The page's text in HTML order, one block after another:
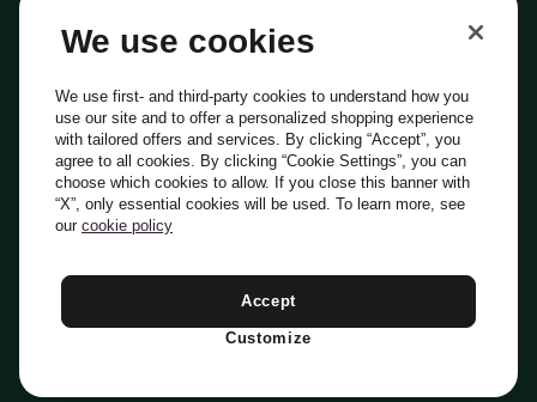
Everli Shoppers
About Us
Everli News
Domande frequenti
Lavora con noi
Diventa Shopper
Investitori
PrivacyCookiePreferenze Cookie
Termini e CondizioniCodice Etico
Indirizzo PEC: everli@pec.it - indirizzo DPO: dpo@everli.com
Italiano
We use cookies
We use first- and third-party cookies to understand how you
use our site and to offer a personalized shopping experience
with tailored offers and services. By clicking “Accept”, you
agree to all cookies. By clicking “Cookie Settings”, you can
choose which cookies to allow. If you close this banner with
“X”, only essential cookies will be used. To learn more, see
our cookie policy
Accept
Customize